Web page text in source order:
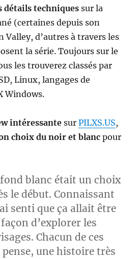
détails techniques sur la
(certaines depuis son
Valley, d’autres à travers les
la série. Toujours sur le
les trouverez classés par
Linux, langages de
Windows.
intéressante surPILXS.US,
choix du noir et blanc pour
blanc était un choix
le début. Connaissant
senti que ça allait être
d’explorer les
Chacun de ces
pense, une histoire très